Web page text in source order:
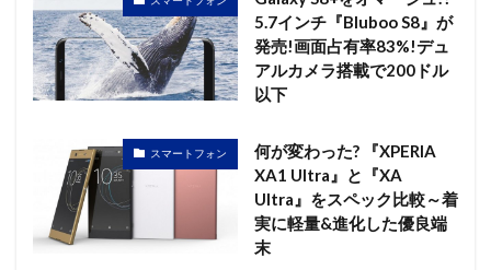
5.7インチ『Bluboo S8』が
発売!画面占有率83%!デュ
アルカメラ搭載で200ドル
以下
スマートフォン
何が変わった? 『XPERIA
XA1 Ultra』と『XA
Ultra』をスペック比較～着
実に軽量&進化した優良端
末